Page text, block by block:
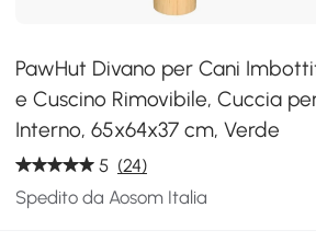
PawHut Divano per Cani
e Cuscino Rimovibile, Cuccia
Interno, 65x64x37 cm, Verde
5 (24)
Spedito da Aosom Italia